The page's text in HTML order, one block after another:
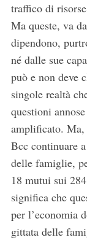
traffico di
Ma queste, va
dipendono,
né dalle sue
può e non deve
singole realtà
questioni
amplificato.
Bcc continuare
delle famiglie,
18 mutui sui
significa che
per l’economia
gittata delle